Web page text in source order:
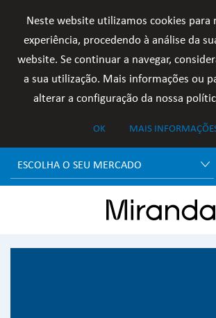
Neste website utilizamos cookies para
experiência, procedendo à análise da
website. Se continuar a navegar,
a sua utilização. Mais informações ou
alterar a configuração da nossa
OK MAIS
ESCOLHA O SEU MERCADO